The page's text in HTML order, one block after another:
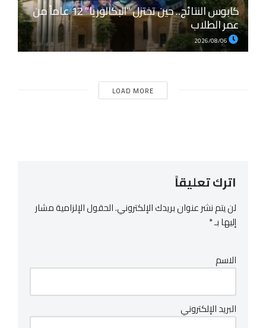
كابوس النتائج.. حين تختزل “البكالوريا” 12 عاماً من
عمر الطلاب
LOAD MORE
اترك تعليقاً
لن يتم نشر عنوان بريدك الإلكتروني.الحقول الإلزامية مشار
إليها بـ*
الاسم
البريد الإلكتروني